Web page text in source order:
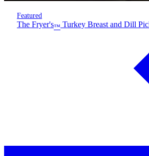
Featured
The Fryer's™ Turkey Breast and Dill